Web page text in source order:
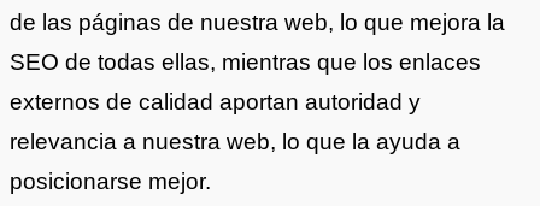
de las páginas de nuestra web, lo que mejora la
SEO de todas ellas, mientras que los enlaces
externos de calidad aportan autoridad y
relevancia a nuestra web, lo que la ayuda a
posicionarse mejor.